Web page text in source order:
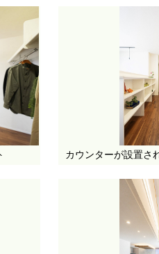
カウンターが設置さ